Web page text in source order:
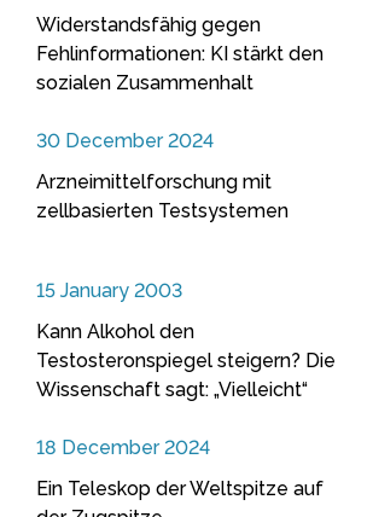
Widerstandsfähig gegen
Fehlinformationen: KI stärkt den
sozialen Zusammenhalt
30 December 2024
Arzneimittelforschung mit
zellbasierten Testsystemen
15 January 2003
Kann Alkohol den
Testosteronspiegel steigern? Die
Wissenschaft sagt: „Vielleicht“
18 December 2024
Ein Teleskop der Weltspitze auf